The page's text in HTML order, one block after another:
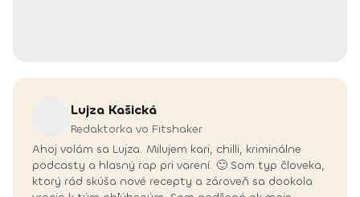
Lujza Kašická
Redaktorka vo Fitshaker
Ahoj volám sa Lujza. Milujem kari, chilli, kriminálne
podcasty a hlasný rap pri varení. 🙂 Som typ človeka,
ktorý rád skúša nové recepty a zároveň sa dookola